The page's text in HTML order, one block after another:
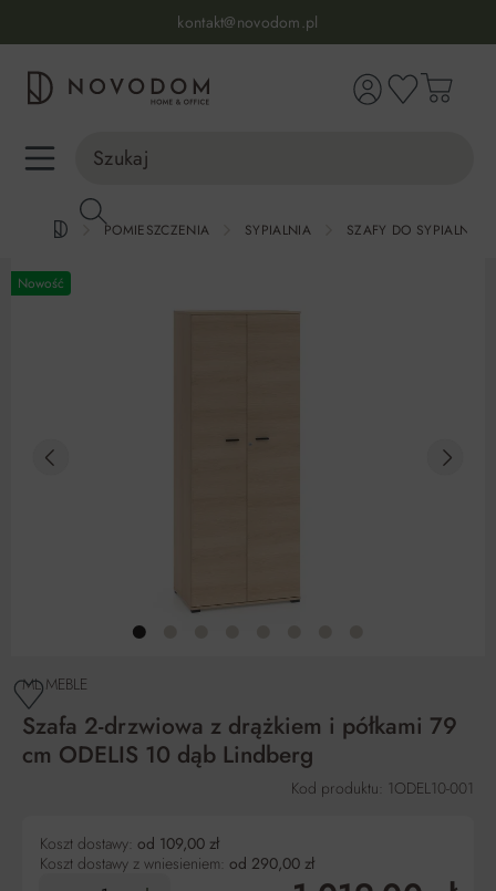
kontakt@novodom.pl
Dostawa z wniesieniem
30 dni na zwrot lub wymianę
98% zadowolonych klientów
POMIESZCZENIA SYPIALNIA SZAFY DO SYPIALNI
Nowość
ML MEBLE
Szafa 2-drzwiowa z drążkiem i półkami 79
cm ODELIS 10 dąb Lindberg
Kod produktu: 1ODEL10-001
Koszt dostawy: od 109,00 zł
Koszt dostawy z wniesieniem: od 290,00 zł